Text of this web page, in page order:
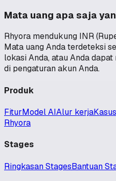
Mata uang apa saja
Rhyora mendukung INR
Mata uang Anda terdeteksi
lokasi Anda, atau Anda
di pengaturan akun Anda.
Produk
FiturModel AIAlur kerja
Rhyora
Stages
Ringkasan StagesBantuan